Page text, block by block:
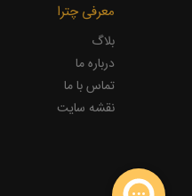
معرفی چترا
بلاگ
درباره ما
تماس با ما
نقشه سایت